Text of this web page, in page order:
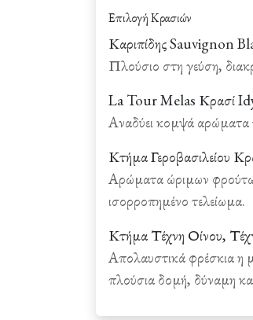
Επιλογή Κρασιών
Καριπίδης Sauvignon
Πλούσιο στη γεύση,
La Tour Melas Κρασί
Αναδύει κομψά αρώματα
Κτήμα Γεροβασιλείου
Αρώματα ώριμων
ισορροπημένο τελείωμα.
Κτήμα Τέχνη Οίνου,
Απολαυστικά φρέσκια η
πλούσια δομή, δύναμη